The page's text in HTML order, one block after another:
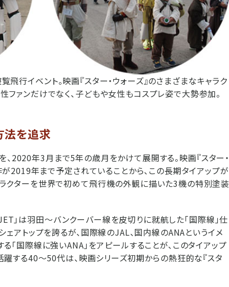
行イベント。映画『スター・ウォーズ』のさまざまなキャラク
ァンだけでなく、子どもや女性もコスプレ姿で大勢参加。
法を追求
を、2020年3月まで5年の歳月をかけて展開する。映画『スター・
2019年まで予定されていることから、この長期タイアップが
クターを世界で初めて飛行機の外観に描いた3機の特別塗装
」は羽田～バンクーバー線を皮切りに就航した「国際線」仕
アトップを誇るが、国際線のJAL、国内線のANAというイメ
国際線に強いANA」をアピールすることが、このタイアップ
躍する40～50代は、映画シリーズ初期からの熱狂的な『スタ